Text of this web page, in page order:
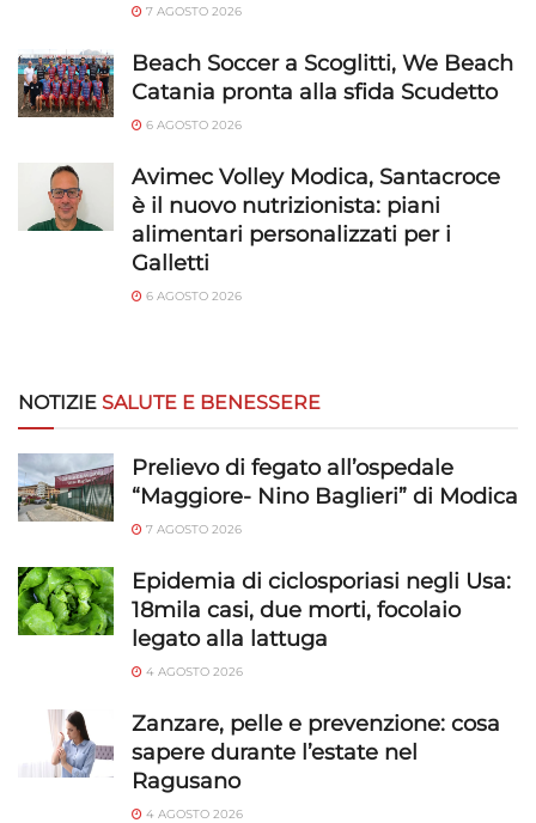
7 AGOSTO 2026
Beach Soccer a Scoglitti, We Beach
Catania pronta alla sfida Scudetto
6 AGOSTO 2026
Avimec Volley Modica, Santacroce
è il nuovo nutrizionista: piani
alimentari personalizzati per i
Galletti
6 AGOSTO 2026
NOTIZIE SALUTE E BENESSERE
Prelievo di fegato all’ospedale
“Maggiore- Nino Baglieri” di Modica
7 AGOSTO 2026
Epidemia di ciclosporiasi negli Usa:
18mila casi, due morti, focolaio
legato alla lattuga
4 AGOSTO 2026
Zanzare, pelle e prevenzione: cosa
sapere durante l’estate nel
Ragusano
4 AGOSTO 2026